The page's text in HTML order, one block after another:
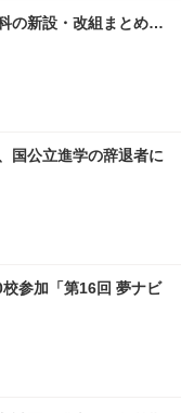
の新設・改組まとめ…
国公立進学の辞退者に
校参加「第16回 夢ナビ